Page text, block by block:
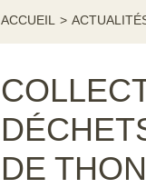
ACCUEIL >
DE